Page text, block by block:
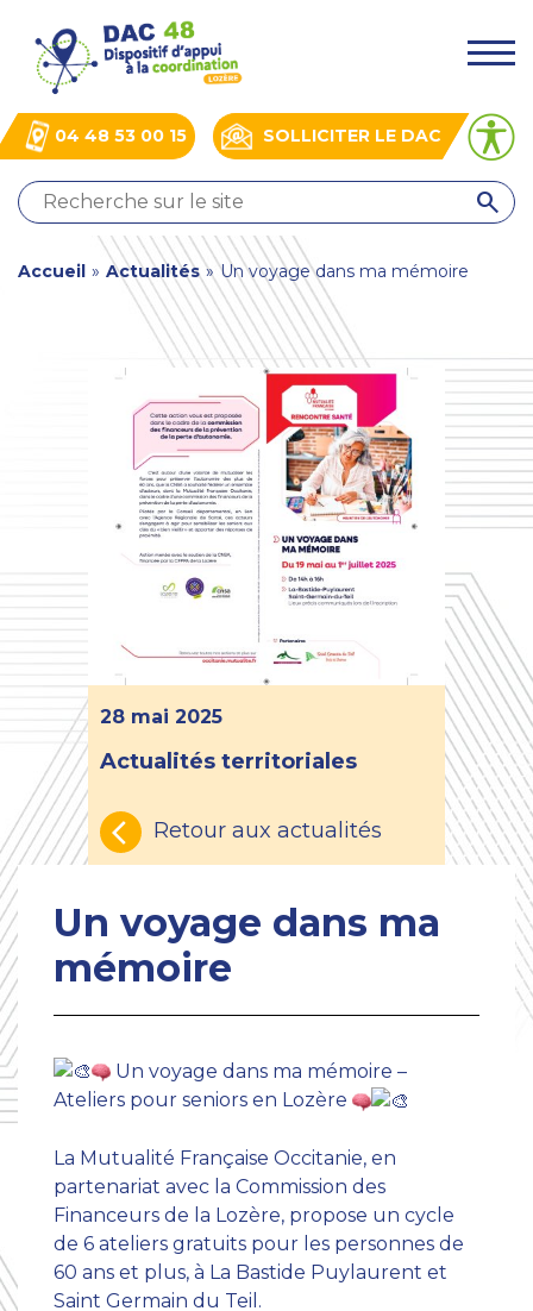
contenu
principal
SOLLICITER LE DAC
04 48 53 00 15
.
QUI
SOMMES-
?
ACTUALITÉS
You
Accueil » Actualités » Un voyage dans ma mémoire
28 mai 2025
Actualités territoriales
Retour aux actualités
Un voyage dans ma
mémoire
Un voyage dans ma mémoire –
Ateliers pour seniors en Lozère
La Mutualité Française Occitanie, en
partenariat avec la Commission des
Financeurs de la Lozère, propose un cycle
de 6 ateliers gratuits pour les personnes de
60 ans et plus, à La Bastide Puylaurent et
Saint Germain du Teil.